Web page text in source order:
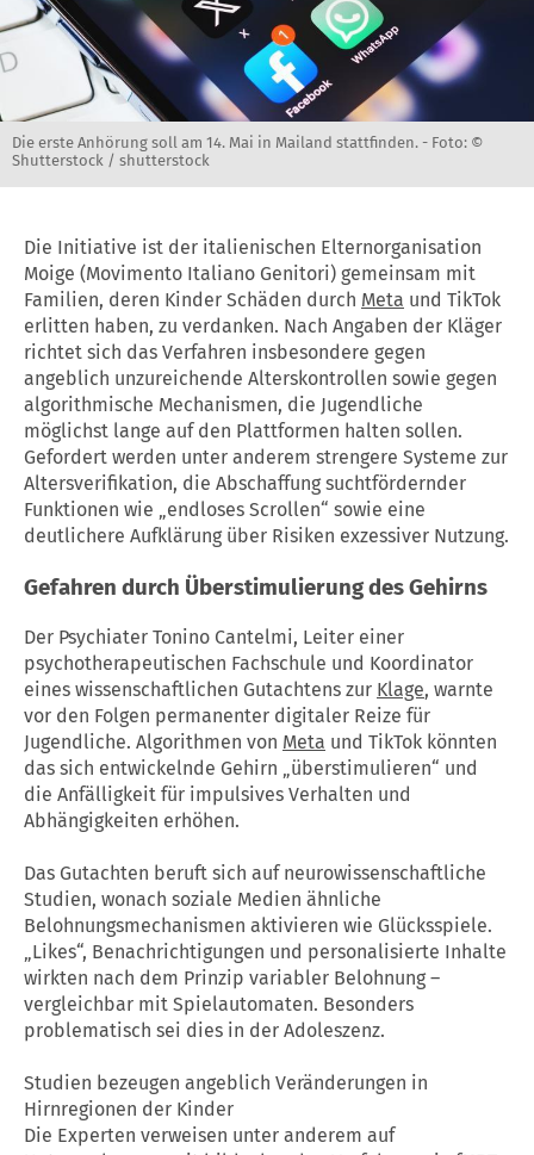
Die erste Anhörung soll am 14. Mai in Mailand stattfinden. - Foto: ©
Shutterstock / shutterstock
Die Initiative ist der italienischen Elternorganisation
Moige (Movimento Italiano Genitori) gemeinsam mit
Familien, deren Kinder Schäden durch Meta und TikTok
erlitten haben, zu verdanken. Nach Angaben der Kläger
richtet sich das Verfahren insbesondere gegen
angeblich unzureichende Alterskontrollen sowie gegen
algorithmische Mechanismen, die Jugendliche
möglichst lange auf den Plattformen halten sollen.
Gefordert werden unter anderem strengere Systeme zur
Altersverifikation, die Abschaffung suchtfördernder
Funktionen wie „endloses Scrollen“ sowie eine
deutlichere Aufklärung über Risiken exzessiver Nutzung.
Gefahren durch Überstimulierung des Gehirns
Der Psychiater Tonino Cantelmi, Leiter einer
psychotherapeutischen Fachschule und Koordinator
eines wissenschaftlichen Gutachtens zur Klage, warnte
vor den Folgen permanenter digitaler Reize für
Jugendliche. Algorithmen von Meta und TikTok könnten
das sich entwickelnde Gehirn „überstimulieren“ und
die Anfälligkeit für impulsives Verhalten und
Abhängigkeiten erhöhen.
Das Gutachten beruft sich auf neurowissenschaftliche
Studien, wonach soziale Medien ähnliche
Belohnungsmechanismen aktivieren wie Glücksspiele.
„Likes“, Benachrichtigungen und personalisierte Inhalte
wirkten nach dem Prinzip variabler Belohnung –
vergleichbar mit Spielautomaten. Besonders
problematisch sei dies in der Adoleszenz.
Studien bezeugen angeblich Veränderungen in
Hirnregionen der Kinder
Die Experten verweisen unter anderem auf